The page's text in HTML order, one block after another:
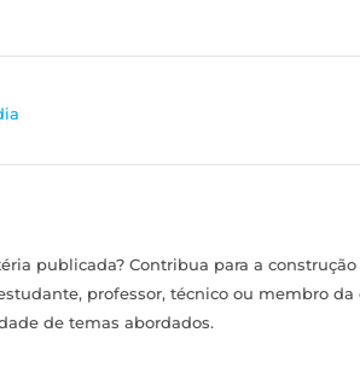
publicada? Contribua para a
professor, técnico ou membro
de temas abordados.